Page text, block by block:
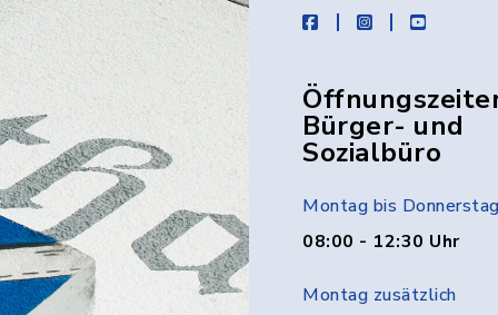
facebookinstagramyoutube
Bürger- und
Sozialbüro
Montag bis Donnerstag
08:00 - 12:30 Uhr
Montag zusätzlich